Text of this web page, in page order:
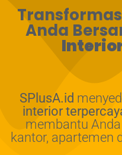
Anda
SPlusA.id
interior
membantu
kantor, apartemen